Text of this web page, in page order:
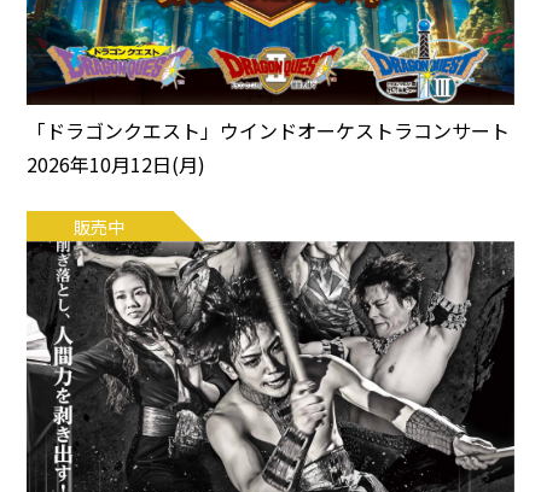
「ドラゴンクエスト」ウインドオーケストラコンサート
2026年10月12日(月)
販売中